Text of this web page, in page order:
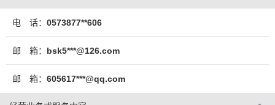
电 话： 0573877**606
邮 箱： bsk5***@126.com
邮 箱： 605617***@qq.com